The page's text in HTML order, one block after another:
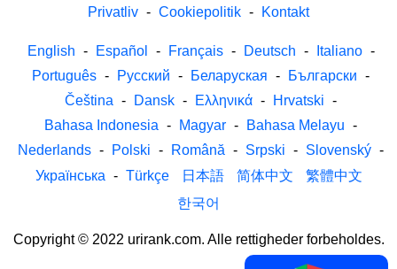
Privatliv - Cookiepolitik - Kontakt
English - Español - Français - Deutsch - Italiano -
Português - Русский - Беларуская - Български -
Čeština - Dansk - Ελληνικά - Hrvatski -
Bahasa Indonesia - Magyar - Bahasa Melayu -
Nederlands - Polski - Română - Srpski - Slovenský -
Українська - Türkçe 日本語 简体中文
繁體中文
한국어
Copyright © 2022 urirank.com. Alle rettigheder forbeholdes.